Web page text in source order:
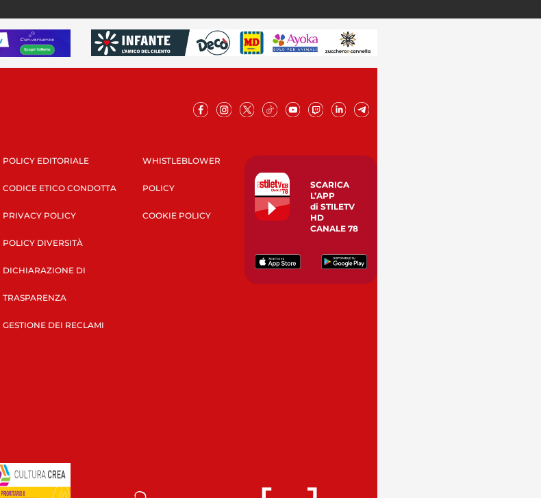
POLICY EDITORIALE
CODICE ETICO CONDOTTA
PRIVACY POLICY
POLICY DIVERSITÀ
DICHIARAZIONE DI
TRASPARENZA
GESTIONE DEI RECLAMI
WHISTLEBLOWER
POLICY
COOKIE POLICY
SCARICA
L’APP
di STILETV
HD
CANALE 78